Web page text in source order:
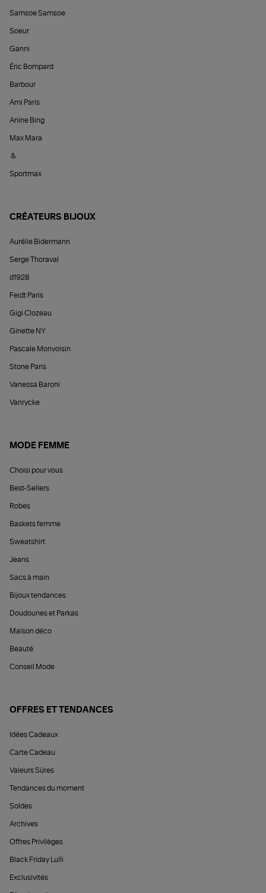
Samsoe Samsoe
Soeur
Ganni
Éric Bompard
Barbour
Ami Paris
Anine Bing
Max Mara
&
Sportmax
CRÉATEURS BIJOUX
Aurélie Bidermann
Serge Thoraval
d1928
Feidt Paris
Gigi Clozeau
Ginette NY
Pascale Monvoisin
Stone Paris
Vanessa Baroni
Vanrycke
MODE FEMME
Choisi pour vous
Best-Sellers
Robes
Baskets femme
Sweatshirt
Jeans
Sacs à main
Bijoux tendances
Doudounes et Parkas
Maison déco
Beauté
Conseil Mode
OFFRES ET TENDANCES
Idées Cadeaux
Carte Cadeau
Valeurs Sûres
Tendances du moment
Soldes
Archives
Offres Privilèges
Black Friday Lulli
Exclusivités